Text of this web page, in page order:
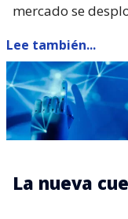
mercado se
Lee también...
La nueva